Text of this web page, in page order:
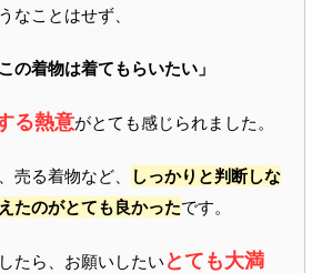
なことはせず、
の着物は着てもらいたい」
る熱意がとても感じられました。
売る着物など、
しっかりと判断しな
たのがとても良かったです。
たら、お願いしたい とても大満